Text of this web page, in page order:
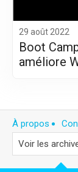
29 août 2022
Boot
améliore
À propos